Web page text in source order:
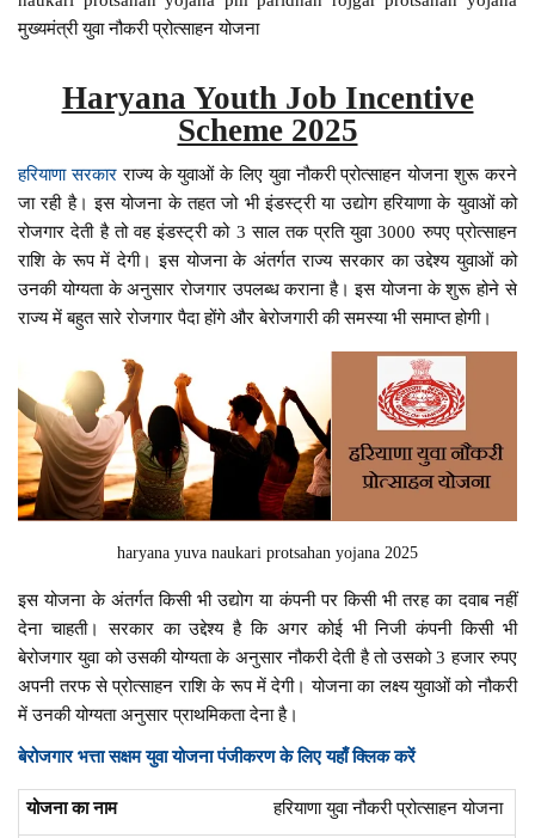
मुख्यमंत्री युवा नौकरी प्रोत्साहन योजना
Haryana Youth Job Incentive
Scheme 2025
हरियाणा सरकार राज्य के युवाओं के लिए युवा नौकरी प्रोत्साहन योजना शुरू करने
जा रही है। इस योजना के तहत जो भी इंडस्ट्री या उद्योग हरियाणा के युवाओं को
रोजगार देती है तो वह इंडस्ट्री को 3 साल तक प्रति युवा 3000 रुपए प्रोत्साहन
राशि के रूप में देगी। इस योजना के अंतर्गत राज्य सरकार का उद्देश्य युवाओं को
उनकी योग्यता के अनुसार रोजगार उपलब्ध कराना है। इस योजना के शुरू होने से
राज्य में बहुत सारे रोजगार पैदा होंगे और बेरोजगारी की समस्या भी समाप्त होगी।
haryana yuva naukari protsahan yojana 2025
इस योजना के अंतर्गत किसी भी उद्योग या कंपनी पर किसी भी तरह का दवाब नहीं
देना चाहती। सरकार का उद्देश्य है कि अगर कोई भी निजी कंपनी किसी भी
बेरोजगार युवा को उसकी योग्यता के अनुसार नौकरी देती है तो उसको 3 हजार रुपए
अपनी तरफ से प्रोत्साहन राशि के रूप में देगी। योजना का लक्ष्य युवाओं को नौकरी
में उनकी योग्यता अनुसार प्राथमिकता देना है।
बेरोजगार भत्ता सक्षम युवा योजना पंजीकरण के लिए यहाँ क्लिक करें
योजना का नाम हरियाणा युवा नौकरी प्रोत्साहन योजना